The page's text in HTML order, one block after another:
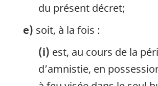
du présent décret;
e) soit, à la fois :
(i) est, au cours de la
d’amnistie, en